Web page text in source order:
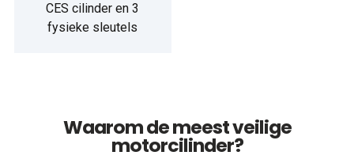
CES cilinder en 3
fysieke sleutels
Waarom de meest veilige
motorcilinder?